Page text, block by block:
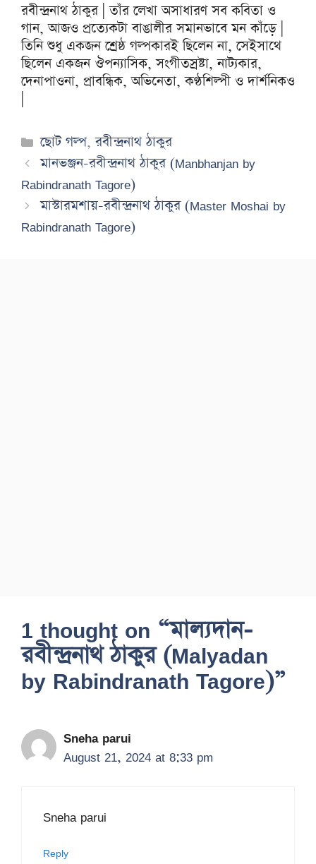
রবীন্দ্রনাথ ঠাকুর | তাঁর লেখা অসাধারণ সব কবিতা ও
গান, আজও প্রত্যেকটা বাঙালীর সমানভাবে মন কাঁড়ে |
তিনি শুধু একজন শ্রেষ্ঠ গল্পকারই ছিলেন না, সেইসাথে
ছিলেন একজন ঔপন্যাসিক, সংগীতস্রষ্টা, নাট্যকার,
দেনাপাওনা, প্রাবন্ধিক, অভিনেতা, কণ্ঠশিল্পী ও দার্শনিকও
Categories
ছোট গল্প,রবীন্দ্রনাথ ঠাকুর
মানভঞ্জন-রবীন্দ্রনাথ ঠাকুর (Manbhanjan by
Rabindranath Tagore)
মাস্টারমশায়-রবীন্দ্রনাথ ঠাকুর (Master Moshai by
Rabindranath Tagore)
1 thought on “মাল্যদান-
রবীন্দ্রনাথ ঠাকুর (Malyadan
by Rabindranath Tagore)”
Sneha parui
August 21, 2024 at 8:33 pm
Sneha parui
Reply